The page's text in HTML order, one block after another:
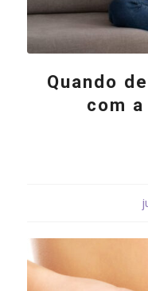
Quando
com